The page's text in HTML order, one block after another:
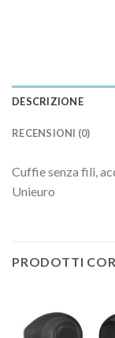
DESCRIZIONE
RECENSIONI (0)
Cuffie senza fili,
Unieuro
PRODOTTI